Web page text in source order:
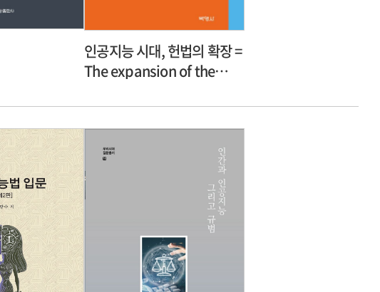
인공지능 시대, 헌법의 확장 =
The expansion of the
age of artificial
intelligence